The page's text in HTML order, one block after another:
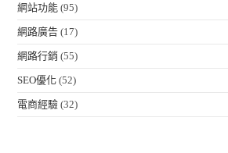
網站功能 (95)
網路廣告 (17)
網路行銷 (55)
SEO優化 (52)
電商經驗 (32)